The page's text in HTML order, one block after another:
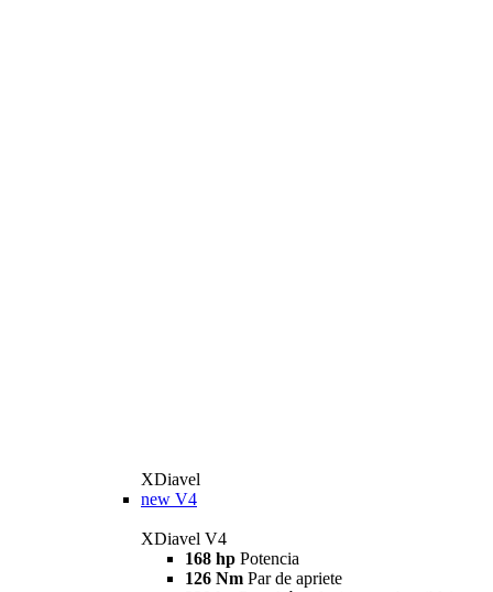
XDiavel
new V4
XDiavel V4
168 hp Potencia
126 Nm Par de apriete